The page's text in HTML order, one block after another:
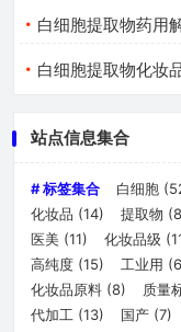
白细胞提取物药用
白细胞提取物化妆
站点信息集合
# 标签集合 白细胞
化妆品 (14) 提取物
医美 (11) 化妆品级
高纯度 (15) 工业用
化妆品原料 (8) 质量
代加工 (13) 国产 (7)